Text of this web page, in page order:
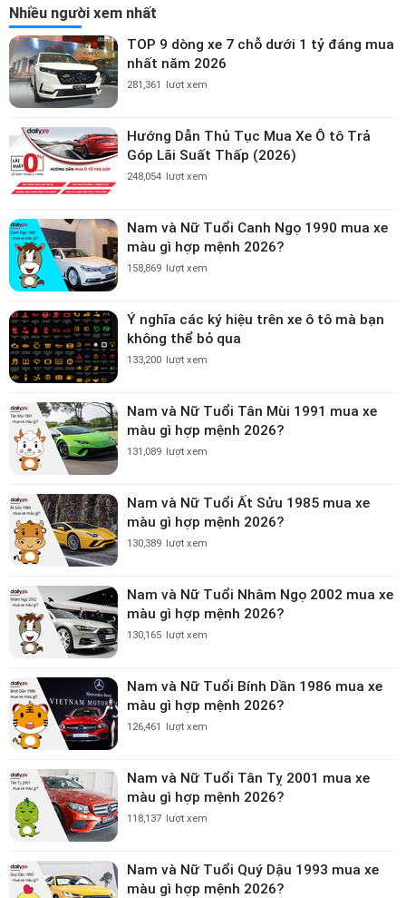
Nhiều người xem nhất
TOP 9 dòng xe 7 chỗ dưới 1 tỷ đáng mua
nhất năm 2026
281,361 lượt xem
Hướng Dẫn Thủ Tục Mua Xe Ô tô Trả
Góp Lãi Suất Thấp (2026)
248,054 lượt xem
Nam và Nữ Tuổi Canh Ngọ 1990 mua xe
màu gì hợp mệnh 2026?
158,869 lượt xem
Ý nghĩa các ký hiệu trên xe ô tô mà bạn
không thể bỏ qua
133,200 lượt xem
Nam và Nữ Tuổi Tân Mùi 1991 mua xe
màu gì hợp mệnh 2026?
131,089 lượt xem
Nam và Nữ Tuổi Ất Sửu 1985 mua xe
màu gì hợp mệnh 2026?
130,389 lượt xem
Nam và Nữ Tuổi Nhâm Ngọ 2002 mua xe
màu gì hợp mệnh 2026?
130,165 lượt xem
Nam và Nữ Tuổi Bính Dần 1986 mua xe
màu gì hợp mệnh 2026?
126,461 lượt xem
Nam và Nữ Tuổi Tân Tỵ 2001 mua xe
màu gì hợp mệnh 2026?
118,137 lượt xem
Nam và Nữ Tuổi Quý Dậu 1993 mua xe
màu gì hợp mệnh 2026?